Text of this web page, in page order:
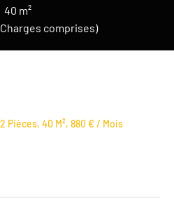
40 m²
comprises)
40 M², 880 € / Mois